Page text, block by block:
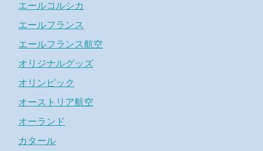
エールコルシカ
エールフランス
エールフランス航空
オリジナルグッズ
オリンピック
オーストリア航空
オーランド
カタール